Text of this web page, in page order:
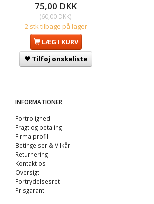
75,00 DKK
(60,00 DKK)
2 stk tilbage på lager
LÆG I KURV
Tilføj ønskeliste
INFORMATIONER
Fortrolighed
Fragt og betaling
Firma profil
Betingelser & Vilkår
Returnering
Kontakt os
Oversigt
Fortrydelsesret
Prisgaranti